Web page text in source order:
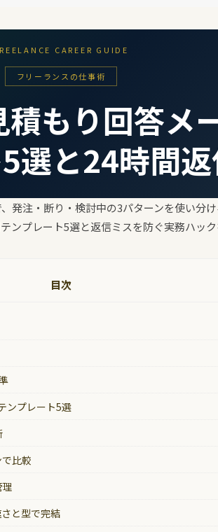
CAREER GUIDE
フリーランスの仕事術
もり回答メ
選と24時間
発注・断り・検討中の3パターンを使い分
ンプレート5選と返信ミスを防ぐ実務ハック
目次
ンプレート5選
比較
と型で完結